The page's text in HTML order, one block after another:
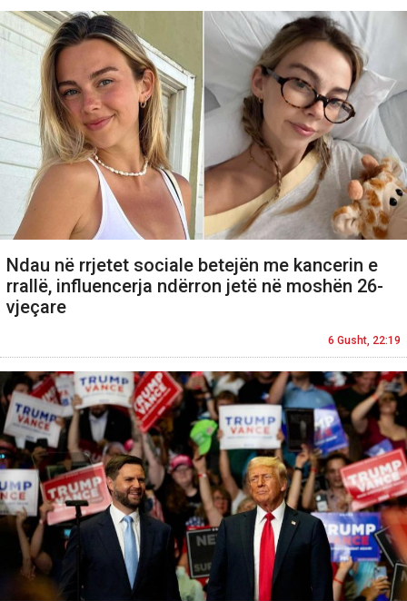
Ndau në rrjetet sociale betejën me kancerin e
rrallë, influencerja ndërron jetë në moshën 26-
vjeçare
6 Gusht, 22:19